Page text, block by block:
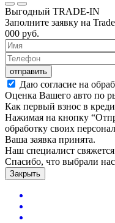
Выгодный TRADE-IN
Заполните заявку на
000 руб.
отправить
Даю согласие на
Оценка Вашего авто по
Как первый взнос в
Нажимая на кнопку
обработку своих
Ваша заявка принята.
Наш специалист
Спасибо, что выбрали
Закрыть